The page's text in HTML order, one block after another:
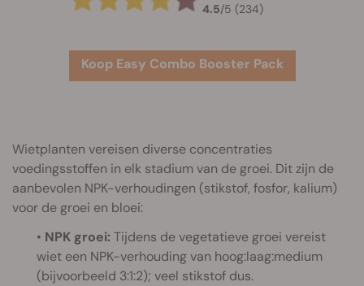
4.5/5 (234)
Koop Easy Combo Booster Pack
Wietplanten vereisen diverse concentraties
voedingsstoffen in elk stadium van de groei. Dit zijn de
aanbevolen NPK-verhoudingen (stikstof, fosfor, kalium)
voor de groei en bloei:
• NPK groei: Tijdens de vegetatieve groei vereist
wiet een NPK-verhouding van hoog:laag:medium
(bijvoorbeeld 3:1:2); veel stikstof dus.